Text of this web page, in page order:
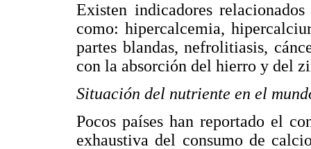
Existen indicadores
como: hipercalcemia,
partes blandas, nefrolitiasis,
con la absorción del hierro y del
Situación del nutriente en el
Pocos países han reportado el
exhaustiva del consumo de